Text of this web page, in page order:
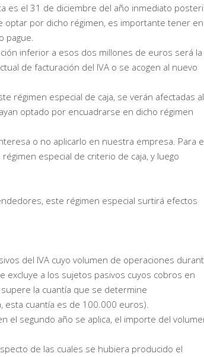
es el 31 de diciembre del año inmediato
optar por dicho régimen, es importante tener en
pague.
inferior a esos dos millones de euros será
de facturación del IVA o se acogen al nuevo
régimen especial de caja, se verán afectadas al
optado por encuadrarse en dicho régimen
o no aplicarlo en nuestra empresa. Para
especial de criterio de caja, y luego
este régimen especial surtirá efectos
del IVA cuyo volumen de operaciones
a los sujetos pasivos cuyos cobros en
la cuantía que se determine
esta cuantía es de 100.000 euros).
el segundo año se aplica, el importe del
de las cuales se hubiera producido el